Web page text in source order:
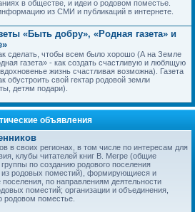
в обществе, и идеи о родовом поместье.
из СМИ и публикаций в интернете.
«Быть добру», «Родная газета» и
сделать, чтобы всем было хорошо (А на Земле
газета» - как создать счастливую и любящую
жизнь счастливая возможна). Газета
обустроить свой гектар родовой земли
детям подари).
объявления
в своих регионах, в том числе по интересам для
клубы читателей книг В. Мегре (общие
по созданию родового поселения
из родовых поместий), формирующиеся и
по направлениям деятельности
поместий; организации и объединения,
поместье.